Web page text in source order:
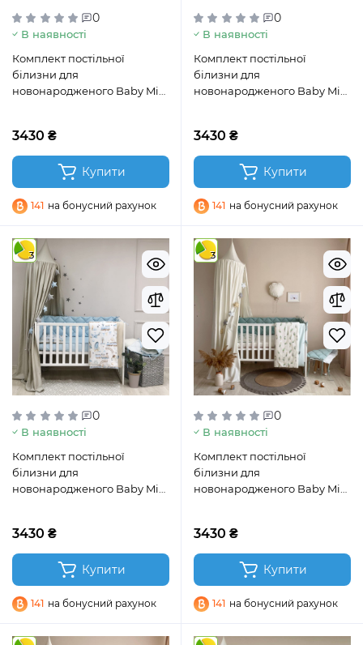
0
В наявності
Комплект постільної
білизни для
новонародженого Baby Mix
3430 ₴
Купити
141 на бонусний рахунок
0
В наявності
Комплект постільної
білизни для
новонародженого Baby Mix
3430 ₴
Купити
141 на бонусний рахунок
3
0
В наявності
Комплект постільної
білизни для
новонародженого Baby Mix
3430 ₴
Купити
141 на бонусний рахунок
3
0
В наявності
Комплект постільної
білизни для
новонародженого Baby Mix
3430 ₴
Купити
141 на бонусний рахунок